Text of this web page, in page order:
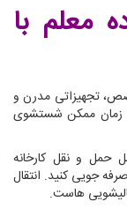
معلمبا
تجهیزاتی مدرن و
ترین زمان ممکن شستشوی
حمل و نقل کارخانه
جویی کنید. انتقال
هاست.